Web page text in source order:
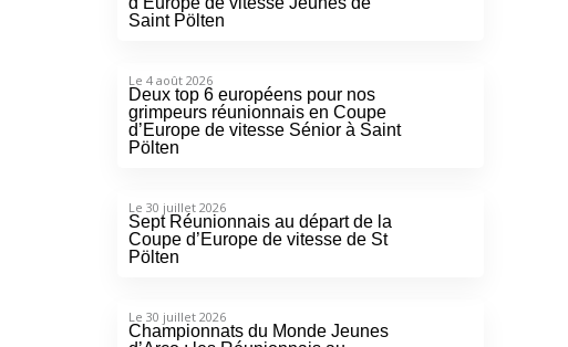
Saint Pölten
Le 4 août 2026
Deux top 6 européens pour nos
grimpeurs réunionnais en Coupe
d’Europe de vitesse Sénior à Saint
Pölten
Le 30 juillet 2026
Sept Réunionnais au départ de la
Coupe d’Europe de vitesse de St
Pölten
Le 30 juillet 2026
Championnats du Monde Jeunes